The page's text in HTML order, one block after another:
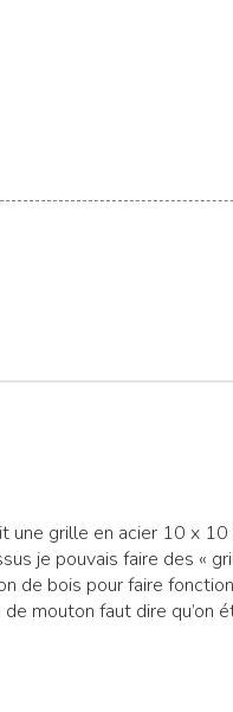
une grille en acier 10 x
je pouvais faire des «
de bois pour faire
mouton faut dire qu’on